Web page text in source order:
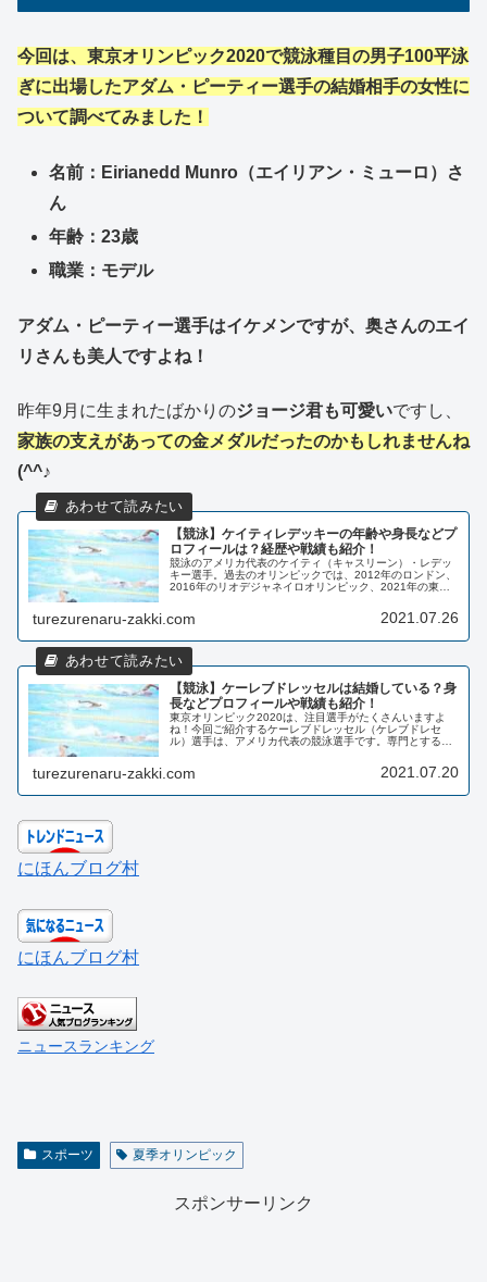
今回は、東京オリンピック2020で競泳種目の男子100平泳
ぎに出場したアダム・ピーティー選手の結婚相手の女性に
ついて調べてみました！
名前：Eirianedd Munro（エイリアン・ミューロ）さ
ん
年齢：23歳
職業：モデル
アダム・ピーティー選手はイケメンですが、奥さんのエイ
リさんも美人ですよね！
昨年9月に生まれたばかりのジョージ君も可愛いですし、
家族の支えがあっての金メダルだったのかもしれませんね
(^^♪
【競泳】ケイティレデッキーの年齢や身長などプ
ロフィールは？経歴や戦績も紹介！
競泳のアメリカ代表のケイティ（キャスリーン）・レデッ
キー選手。過去のオリンピックでは、2012年のロンドン、
2016年のリオデジャネイロオリンピック、2021年の東京
turezurenaru-zakki.com 2021.07.26
【競泳】ケーレブドレッセルは結婚している？身
長などプロフィールや戦績も紹介！
東京オリンピック2020は、注目選手がたくさんいますよ
ね！今回ご紹介するケーレブドレッセル（ケレブドレセ
ル）選手は、アメリカ代表の競泳選手です。専門とする種
turezurenaru-zakki.com 2021.07.20
にほんブログ村
にほんブログ村
ニュースランキング
スポーツ 夏季オリンピック
スポンサーリンク